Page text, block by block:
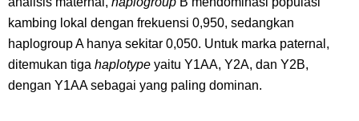
kambing lokal dengan frekuensi 0,950, sedangkan
haplogroup A hanya sekitar 0,050. Untuk marka paternal,
ditemukan tiga haplotype yaitu Y1AA, Y2A, dan Y2B,
dengan Y1AA sebagai yang paling dominan.